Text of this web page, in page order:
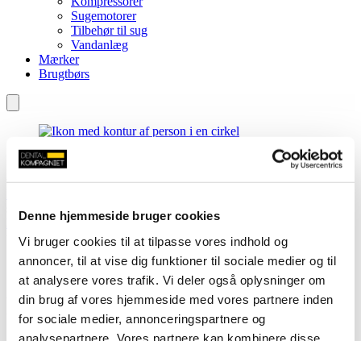
Denne hjemmeside bruger cookies
Vi bruger cookies til at tilpasse vores indhold og
annoncer, til at vise dig funktioner til sociale medier og til
at analysere vores trafik. Vi deler også oplysninger om
din brug af vores hjemmeside med vores partnere inden
for sociale medier, annonceringspartnere og
analysepartnere. Vores partnere kan kombinere disse
Sugemotorer
Tilbehør til sug
Vandanlæg
Mærker
Brugtbørs
spidsholder til v-tip system
Forside/NSK/NSK ultralydsspidser/ NSK V30 spidsholder til v-
tip system
NSK V30 spidsholder til v-tip